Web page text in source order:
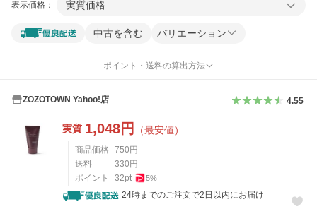
表示価格： 実質価格
中古を含む バリエーション
ポイント・送料の算出方法
ZOZOTOWN Yahoo!店 4.55
実質 1,048円 （最安値）
商品価格 750円
送料
330円
ポイント
32pt 5%
24時までのご注文で2日以内にお届け